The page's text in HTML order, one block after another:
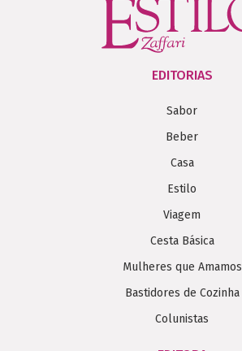
EDITORIAS
Sabor
Beber
Casa
Estilo
Viagem
Cesta Básica
Mulheres que Amamos
Bastidores de Cozinha
Colunistas